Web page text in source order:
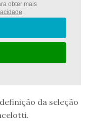
obter mais
.
da seleção